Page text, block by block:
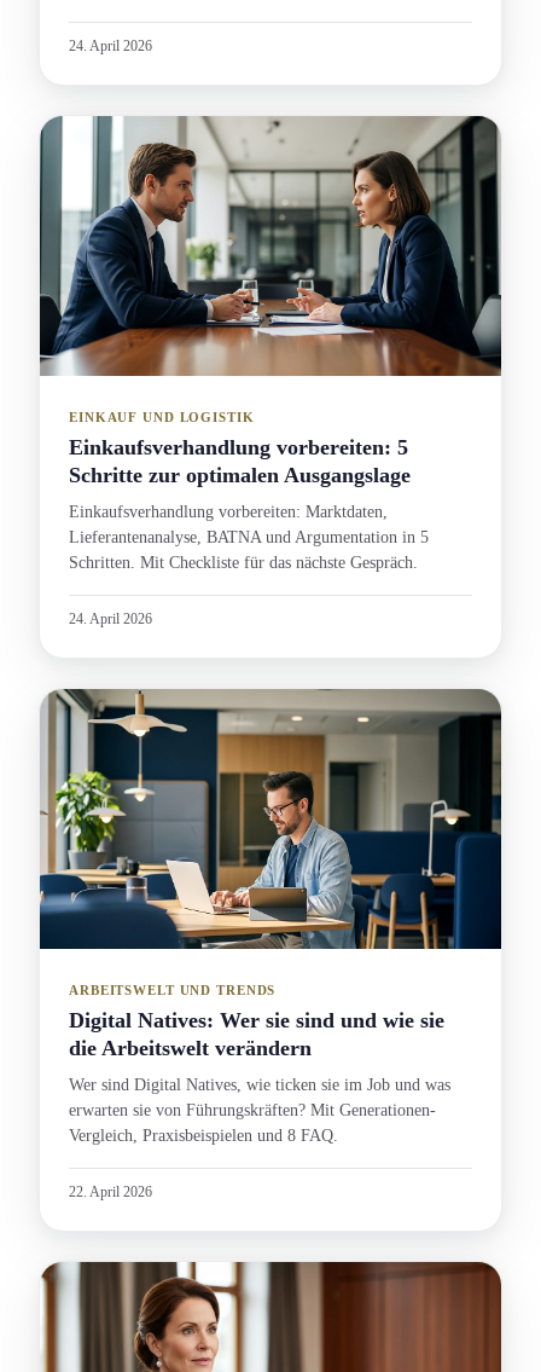
24. April 2026
EINKAUF UND LOGISTIK
Einkaufsverhandlung vorbereiten: 5
Schritte zur optimalen Ausgangslage
Einkaufsverhandlung vorbereiten: Marktdaten,
Lieferanten­analyse, BATNA und Argument­ation in 5
Schritten. Mit Checkliste für das nächste Gespräch.
24. April 2026
ARBEITSWELT UND TRENDS
Digital Natives: Wer sie sind und wie sie
die Arbeitswelt verändern
Wer sind Digital Natives, wie ticken sie im Job und was
erwarten sie von Führungs­kräften? Mit Generation­en-
Vergleich, Praxisbeispielen und 8 FAQ.
22. April 2026